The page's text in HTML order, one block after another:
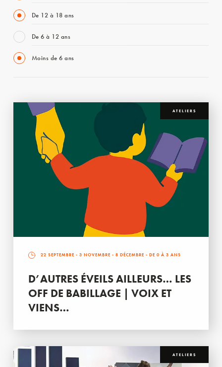
De 12 à 18 ans
De 6 à 12 ans
Moins de 6 ans
ATELIERS
22 SEPTEMBRE - 3 NOVEMBRE - 8 DÉCEMBRE - DE 0 À 3 ANS
D’AUTRES ÉVEILS AILLEURS… LES
OFF DE BABILLAGE | VOIX ET
VIENS…
ATELIERS